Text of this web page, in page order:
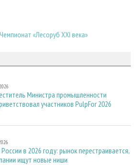
Чемпионат «Лесоруб XXI века»
Министра промышленности
участников PulpFor 2026
в 2026 году: рынок перестраивается,
ищут новые ниши